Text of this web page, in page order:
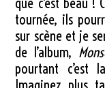
tournée, ils
sur scène et je
de l’album,
pourtant c’est